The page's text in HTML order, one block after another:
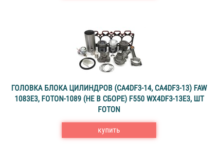
ГОЛОВКА БЛОКА ЦИЛИНДРОВ (CA4DF3-14, CA4DF3-13) FAW
1083E3, FOTON-1089 (НЕ В СБОРЕ) F550 WX4DF3-13E3, ШТ
FOTON
купить